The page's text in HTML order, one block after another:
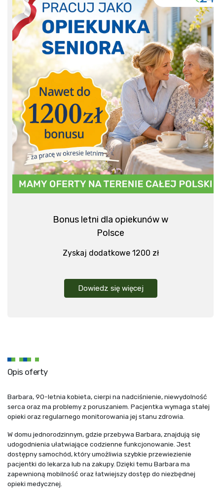
Bonus letni dla opiekunów w
Polsce
Zyskaj dodatkowe 1200 zł
Dowiedz się więcej
Opis oferty
Barbara, 90-letnia kobieta, cierpi na nadciśnienie, niewydolność
serca oraz ma problemy z poruszaniem. Pacjentka wymaga stałej
opieki oraz regularnego monitorowania jej stanu zdrowia.
W domu jednorodzinnym, gdzie przebywa Barbara, znajdują się
udogodnienia ułatwiające codzienne funkcjonowanie. Jest
dostępny samochód, który umożliwia szybkie przewiezienie
pacjentki do lekarza lub na zakupy. Dzięki temu Barbara ma
zapewnioną mobilność oraz łatwiejszy dostęp do niezbędnej
opieki medycznej.